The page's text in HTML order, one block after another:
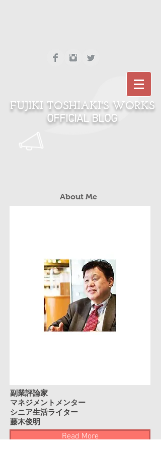
FUJIKI TOSHIAKI'S WORKS
OFFICIAL BLOG
About Me
副業評論家
マネジメントメンター
​​シニア生活ライター
藤木俊明
Read More